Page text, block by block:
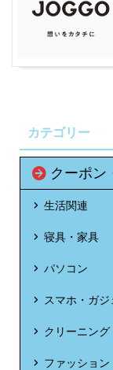
カテゴリー
クーポン
生活関連
寝具・家具
パソコン
スマホ・ガジ
クリーニング
ファッション